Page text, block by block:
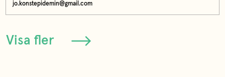
jo.konstepidemin@gmail.com
Visa fler